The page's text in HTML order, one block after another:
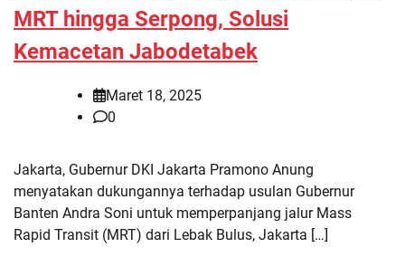
MRT hingga Serpong, Solusi
Kemacetan Jabodetabek
Maret 18, 2025
0
Jakarta, Gubernur DKI Jakarta Pramono Anung
menyatakan dukungannya terhadap usulan Gubernur
Banten Andra Soni untuk memperpanjang jalur Mass
Rapid Transit (MRT) dari Lebak Bulus, Jakarta […]